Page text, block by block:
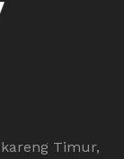
Timur,